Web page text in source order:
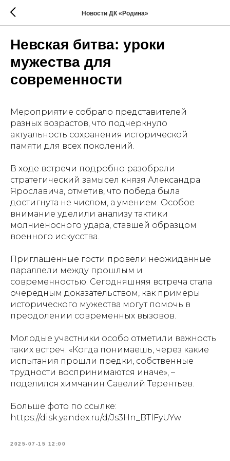
Новости ДК «Родина»
Невская битва: уроки
мужества для
современности
Мероприятие собрало представителей
разных возрастов, что подчеркнуло
актуальность сохранения исторической
памяти для всех поколений.
В ходе встречи подробно разобрали
стратегический замысел князя Александра
Ярославича, отметив, что победа была
достигнута не числом, а умением. Особое
внимание уделили анализу тактики
молниеносного удара, ставшей образцом
военного искусства.
Приглашенные гости провели неожиданные
параллели между прошлым и
современностью. Сегодняшняя встреча стала
очередным доказательством, как примеры
исторического мужества могут помочь в
преодолении современных вызовов.
Молодые участники особо отметили важность
таких встреч. «Когда понимаешь, через какие
испытания прошли предки, собственные
трудности воспринимаются иначе», –
поделился химчанин Савелий Терентьев.
Больше фото по ссылке:
https://disk.yandex.ru/d/Js3Hn_BTlFyUYw
2025-07-15 12:00